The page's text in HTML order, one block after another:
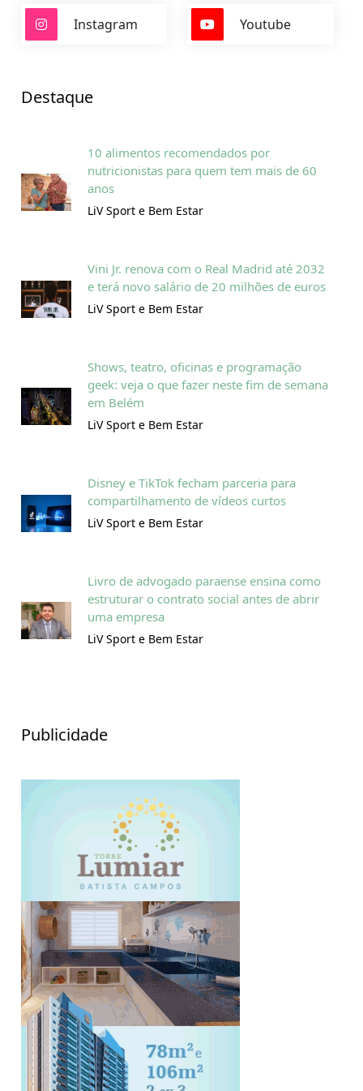
Instagram Youtube
Destaque
10 alimentos recomendados por
nutricionistas para quem tem mais de 60
anos
LiV Sport e Bem Estar
Vini Jr. renova com o Real Madrid até 2032
e terá novo salário de 20 milhões de euros
LiV Sport e Bem Estar
Shows, teatro, oficinas e programação
geek: veja o que fazer neste fim de semana
em Belém
LiV Sport e Bem Estar
Disney e TikTok fecham parceria para
compartilhamento de vídeos curtos
LiV Sport e Bem Estar
Livro de advogado paraense ensina como
estruturar o contrato social antes de abrir
uma empresa
LiV Sport e Bem Estar
Publicidade